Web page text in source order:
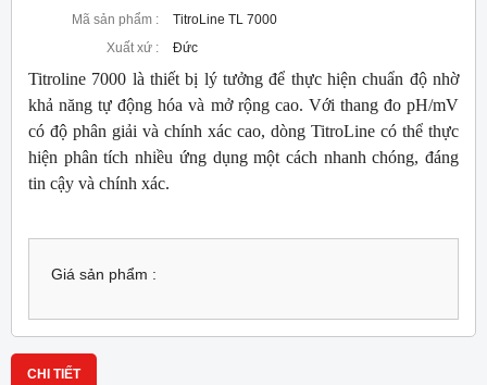
Mã sản phẩm :
TitroLine TL 7000
Xuất xứ :
Đức
Titroline 7000 là thiết bị lý tưởng để thực hiện chuẩn độ nhờ
khả năng tự động hóa và mở rộng cao. Với thang đo pH/mV
có độ phân giải và chính xác cao, dòng TitroLine có thể thực
hiện phân tích nhiều ứng dụng một cách nhanh chóng, đáng
tin cậy và chính xác.
Giá sản phẩm :
CHI TIẾT